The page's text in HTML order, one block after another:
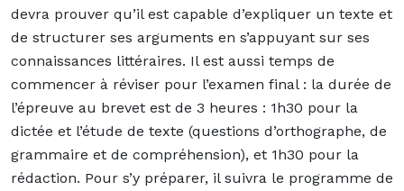
devra prouver qu’il est capable d’expliquer un texte et
de structurer ses arguments en s’appuyant sur ses
connaissances littéraires. Il est aussi temps de
commencer à réviser pour l’examen final : la durée de
l’épreuve au brevet est de 3 heures : 1h30 pour la
dictée et l’étude de texte (questions d’orthographe, de
grammaire et de compréhension), et 1h30 pour la
rédaction. Pour s’y préparer, il suivra le programme de